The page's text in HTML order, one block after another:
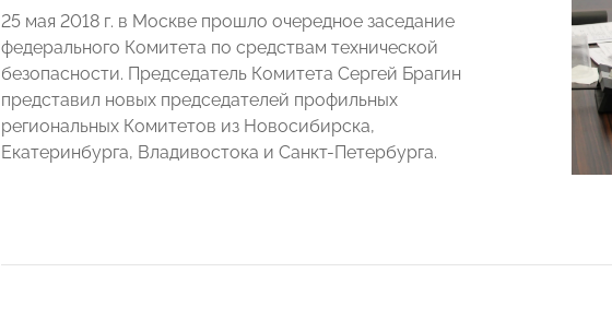
25 мая 2018 г. в Москве прошло очередное заседание
федерального Комитета по средствам технической
безопасности. Председатель Комитета Сергей Брагин
представил новых председателей профильных
региональных Комитетов из Новосибирска,
Екатеринбурга, Владивостока и Санкт-Петербурга.